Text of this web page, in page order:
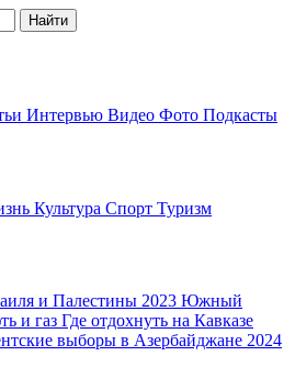
Найти
Интервью Видео Фото Подкасты
Культура Спорт Туризм
и Палестины 2023 Южный
и газ Где отдохнуть на Кавказе
выборы в Азербайджане 2024